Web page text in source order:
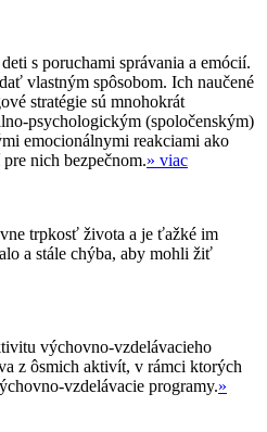
s poruchami správania a emócií.
vlastným spôsobom. Ich naučené
stratégie sú mnohokrát
psychologickým (spoločenským)
emocionálnymi reakciami ako
nich bezpečnom.» viac
trpkosť života a je ťažké im
a stále chýba, aby mohli žiť
výchovno-vzdelávacieho
z ôsmich aktivít, v rámci ktorých
vzdelávacie programy.»